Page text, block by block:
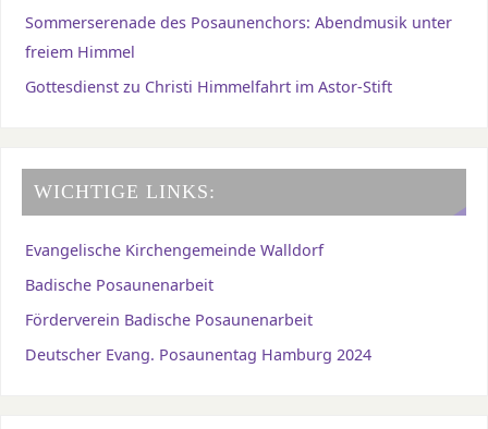
Sommerserenade des Posaunenchors: Abendmusik unter
freiem Himmel
Gottesdienst zu Christi Himmelfahrt im Astor-Stift
WICHTIGE LINKS:
Evangelische Kirchengemeinde Walldorf
Badische Posaunenarbeit
Förderverein Badische Posaunenarbeit
Deutscher Evang. Posaunentag Hamburg 2024